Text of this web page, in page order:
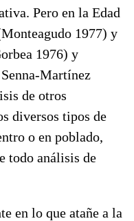
Pero en la Edad
1977) y
1976) y
Martínez
de otros
diversos tipos de
o en poblado,
todo análisis de
en lo que atañe a la